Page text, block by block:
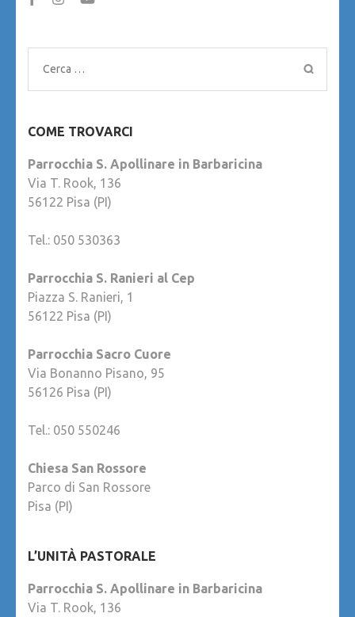
Ricerca
COME TROVARCI
Parrocchia S. Apollinare in Barbaricina
Via T. Rook, 136
56122 Pisa (PI)
Tel.: 050 530363
Parrocchia S. Ranieri al Cep
Piazza S. Ranieri, 1
56122 Pisa (PI)
Parrocchia Sacro Cuore
Via Bonanno Pisano, 95
56126 Pisa (PI)
Tel.: 050 550246
Chiesa San Rossore
Parco di San Rossore
Pisa (PI)
L’UNITÀ PASTORALE
Parrocchia S. Apollinare in Barbaricina
Via T. Rook, 136